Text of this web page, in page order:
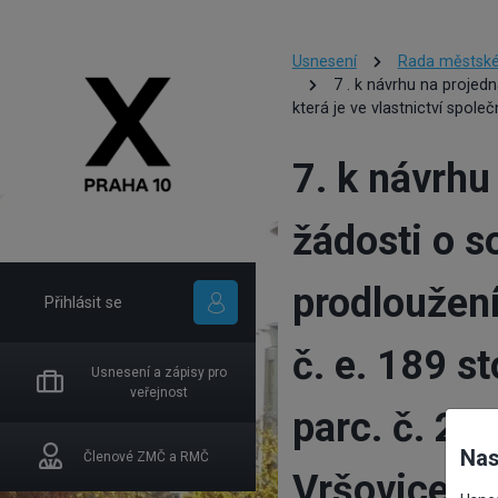
Přihlásit se
Usnesení a zápisy pro
veřejnost
Členové ZMČ a RMČ
Usnesení Rada
7 . k návrhu na
která je ve vlastnictví
7. k
žádosti o
č. e. 189
parc. č.